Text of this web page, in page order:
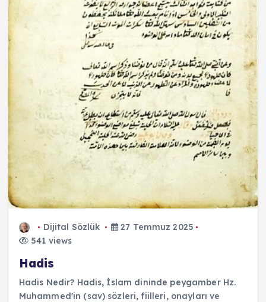
Dijital Sözlük
27 Temmuz 2025
541 views
Hadis
Hadis Nedir? Hadis, İslam dininde peygamber Hz.
Muhammed'in (sav) sözleri, fiilleri, onayları ve